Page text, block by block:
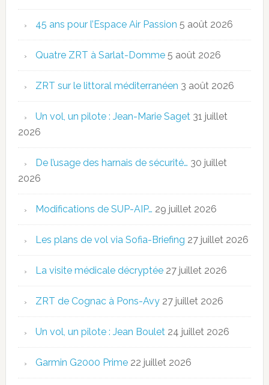
45 ans pour l’Espace Air Passion 5 août 2026
Quatre ZRT à Sarlat-Domme 5 août 2026
ZRT sur le littoral méditerranéen 3 août 2026
Un vol, un pilote : Jean-Marie Saget 31 juillet
2026
De l’usage des harnais de sécurité… 30 juillet
2026
Modifications de SUP-AIP… 29 juillet 2026
Les plans de vol via Sofia-Briefing 27 juillet 2026
La visite médicale décryptée 27 juillet 2026
ZRT de Cognac à Pons-Avy 27 juillet 2026
Un vol, un pilote : Jean Boulet 24 juillet 2026
Garmin G2000 Prime 22 juillet 2026